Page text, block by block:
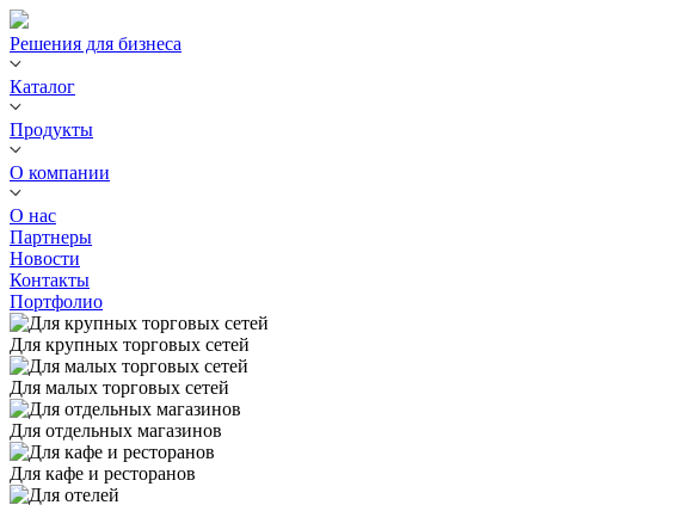
Решения для бизнеса
Каталог
Продукты
О компании
О нас
Партнеры
Новости
Контакты
Портфолио
Для крупных торговых сетей
Для малых торговых сетей
Для отдельных магазинов
Для кафе и ресторанов